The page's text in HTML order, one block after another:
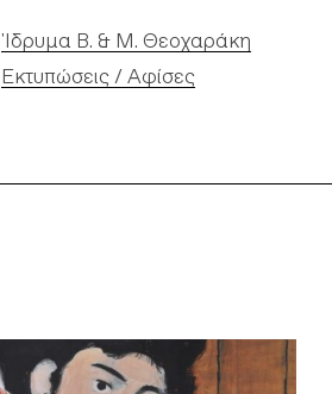
'Ιδρυμα Β. & Μ. Θεοχαράκη
Εκτυπώσεις / Αφίσες